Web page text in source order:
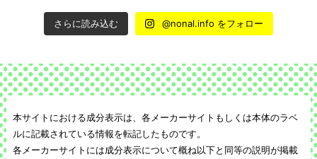
さらに読み込む @nonal.info をフォロー
本サイトにおける成分表示は、各メーカーサイトもしくは本体のラベ
ルに記載されている情報を転記したものです。
各メーカーサイトには成分表示について概ね以下と同等の説明が掲載